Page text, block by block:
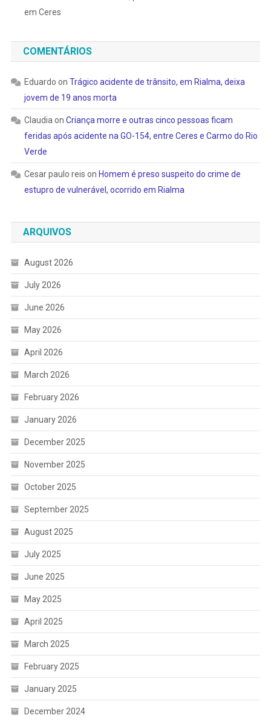
em Ceres
COMENTÁRIOS
Eduardo on Trágico acidente de trânsito, em Rialma, deixa
jovem de 19 anos morta
Claudia on Criança morre e outras cinco pessoas ficam
feridas após acidente na GO-154, entre Ceres e Carmo do Rio
Verde
Cesar paulo reis on Homem é preso suspeito do crime de
estupro de vulnerável, ocorrido em Rialma
ARQUIVOS
August 2026
July 2026
June 2026
May 2026
April 2026
March 2026
February 2026
January 2026
December 2025
November 2025
October 2025
September 2025
August 2025
July 2025
June 2025
May 2025
April 2025
March 2025
February 2025
January 2025
December 2024